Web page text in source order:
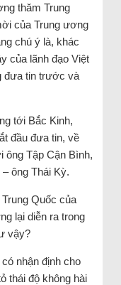
thăm Trung
của Trung ương
chú ý là, khác
của lãnh đạo Việt
đưa tin trước và
tới Bắc Kinh,
đầu đưa tin, về
Tập Cận Bình,
ông Thái Kỳ.
Quốc của
lại diễn ra trong
vậy?
nhận định cho
thái độ không hài